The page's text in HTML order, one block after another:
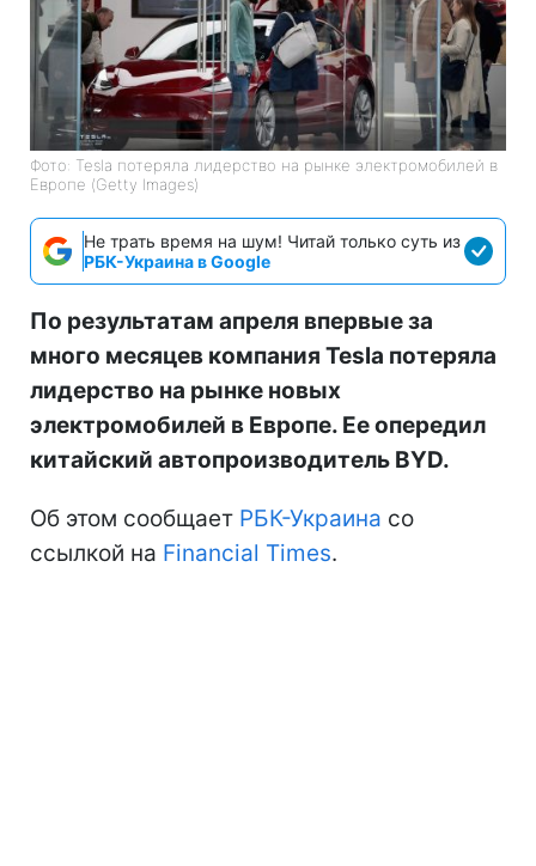
Фото: Tesla потеряла лидерство на рынке электромобилей в
Европе (Getty Images)
Не трать время на шум! Читай только суть из
РБК-Украина в Google
По результатам апреля впервые за
много месяцев компания Tesla потеряла
лидерство на рынке новых
электромобилей в Европе. Ее опередил
китайский автопроизводитель BYD.
Об этом сообщает РБК-Украина со
ссылкой на Financial Times.